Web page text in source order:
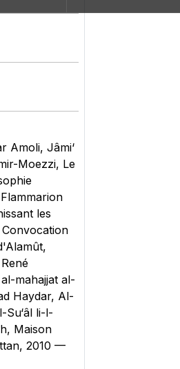
Amoli, Jâmi‘
Moezzi, Le
les
Convocation
mahajjat al-
Haydar, Al-
Su‘âl li-l-
Maison
2010 —